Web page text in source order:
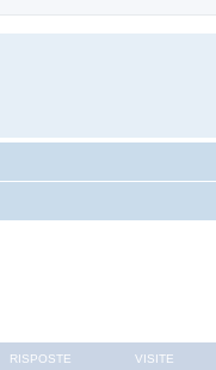
RISPOSTE VISITE